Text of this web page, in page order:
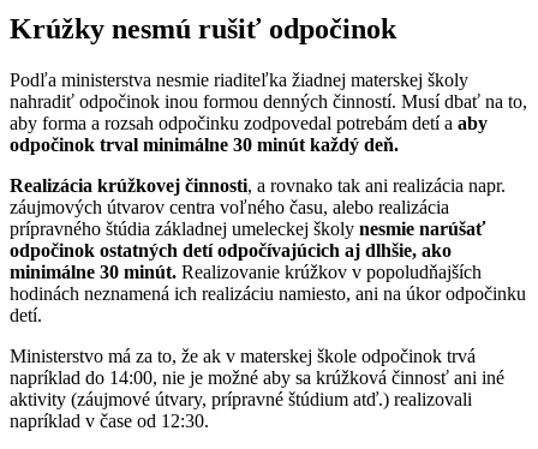
Krúžky nesmú rušiť odpočinok
Podľa ministerstva nesmie riaditeľka žiadnej materskej školy
nahradiť odpočinok inou formou denných činností. Musí dbať na to,
aby forma a rozsah odpočinku zodpovedal potrebám detí a aby
odpočinok trval minimálne 30 minút každý deň.
Realizácia krúžkovej činnosti, a rovnako tak ani realizácia napr.
záujmových útvarov centra voľného času, alebo realizácia
prípravného štúdia základnej umeleckej školy nesmie narúšať
odpočinok ostatných detí odpočívajúcich aj dlhšie, ako
minimálne 30 minút. Realizovanie krúžkov v popoludňajších
hodinách neznamená ich realizáciu namiesto, ani na úkor odpočinku
detí.
Ministerstvo má za to, že ak v materskej škole odpočinok trvá
napríklad do 14:00, nie je možné aby sa krúžková činnosť ani iné
aktivity (záujmové útvary, prípravné štúdium atď.) realizovali
napríklad v čase od 12:30.